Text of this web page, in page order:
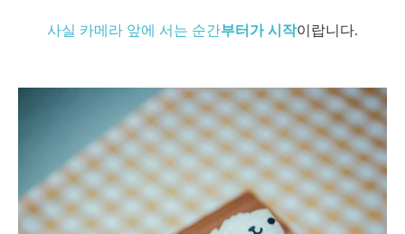
사실 카메라 앞에 서는 순간부터가 시작이랍니다.